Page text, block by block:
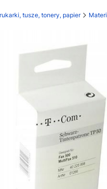
tusze, tonery, papier